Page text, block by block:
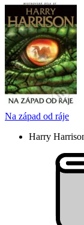
Na západ od ráje
Harry